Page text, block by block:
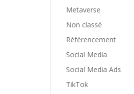
Metaverse
Non classé
Référencement
Social Media
Social Media Ads
TikTok